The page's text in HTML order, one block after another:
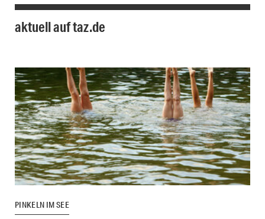
aktuell auf taz.de
PINKELN IM SEE